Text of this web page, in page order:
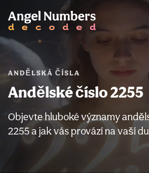
ANDĚLSKÁ ČÍSLA
Andělské číslo 2255
Objevte hluboké významy
2255 a jak vás provází na vaší
VAROVÁNÍ: